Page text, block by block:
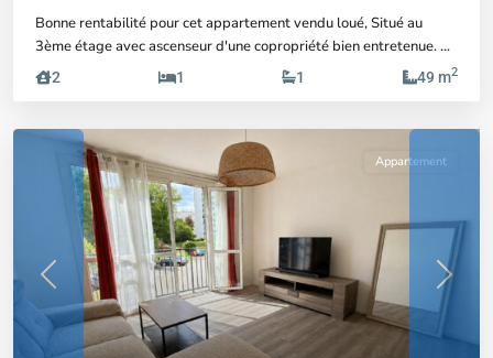
Bonne rentabilité pour cet appartement vendu loué, Situé au
3ème étage avec ascenseur d'une copropriété bien entretenue....
2 1 1 49 m2
Previous Next
Appartement